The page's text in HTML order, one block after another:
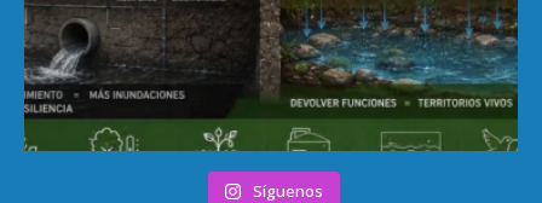
Síguenos